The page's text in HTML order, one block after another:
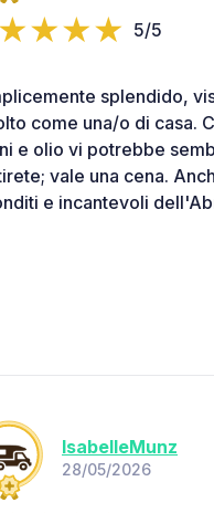
5/5
splendido,
come una/o di casa.
e olio vi potrebbe
vale una cena.
e incantevoli
IsabelleMunz
28/05/2026